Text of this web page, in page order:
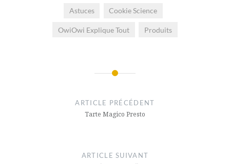
Astuces Cookie Science
OwiOwi Explique Tout Produits
ARTICLE PRÉCÉDENT
Tarte Magico Presto
ARTICLE SUIVANT